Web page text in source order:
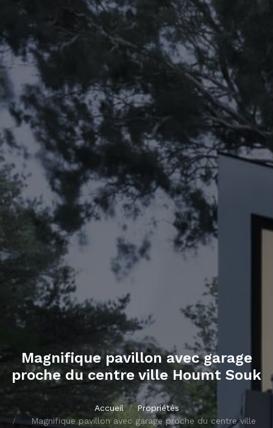
Magnifique pavillon avec garage
proche du centre ville Houmt Souk
Accueil
Propriétés
Magnifique pavillon avec garage proche du centre ville